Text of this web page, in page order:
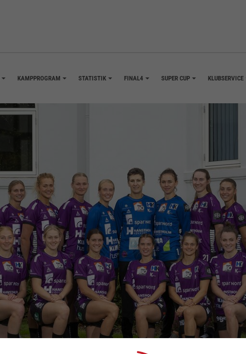
KAMPPROGRAM STATISTIK FINAL4 SUPER CUP KLUBSERVICE